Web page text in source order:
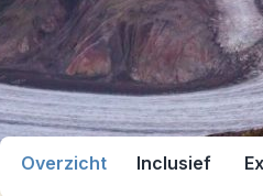
Overzicht Inclusief